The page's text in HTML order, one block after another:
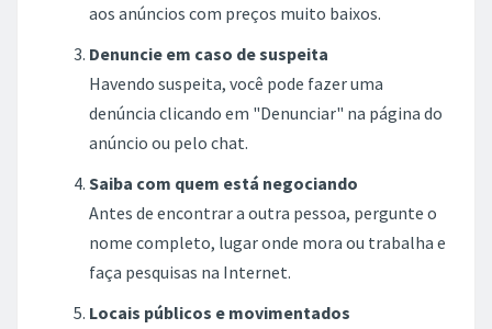
aos anúncios com preços muito baixos.
Denuncie em caso de suspeita
Havendo suspeita, você pode fazer uma
denúncia clicando em "Denunciar" na página do
anúncio ou pelo chat.
Saiba com quem está negociando
Antes de encontrar a outra pessoa, pergunte o
nome completo, lugar onde mora ou trabalha e
faça pesquisas na Internet.
Locais públicos e movimentados